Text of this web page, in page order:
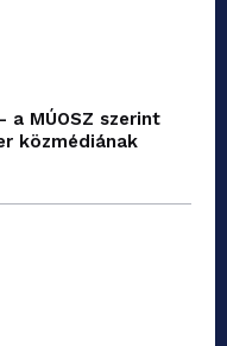
MÚOSZ szerint
közmédiának